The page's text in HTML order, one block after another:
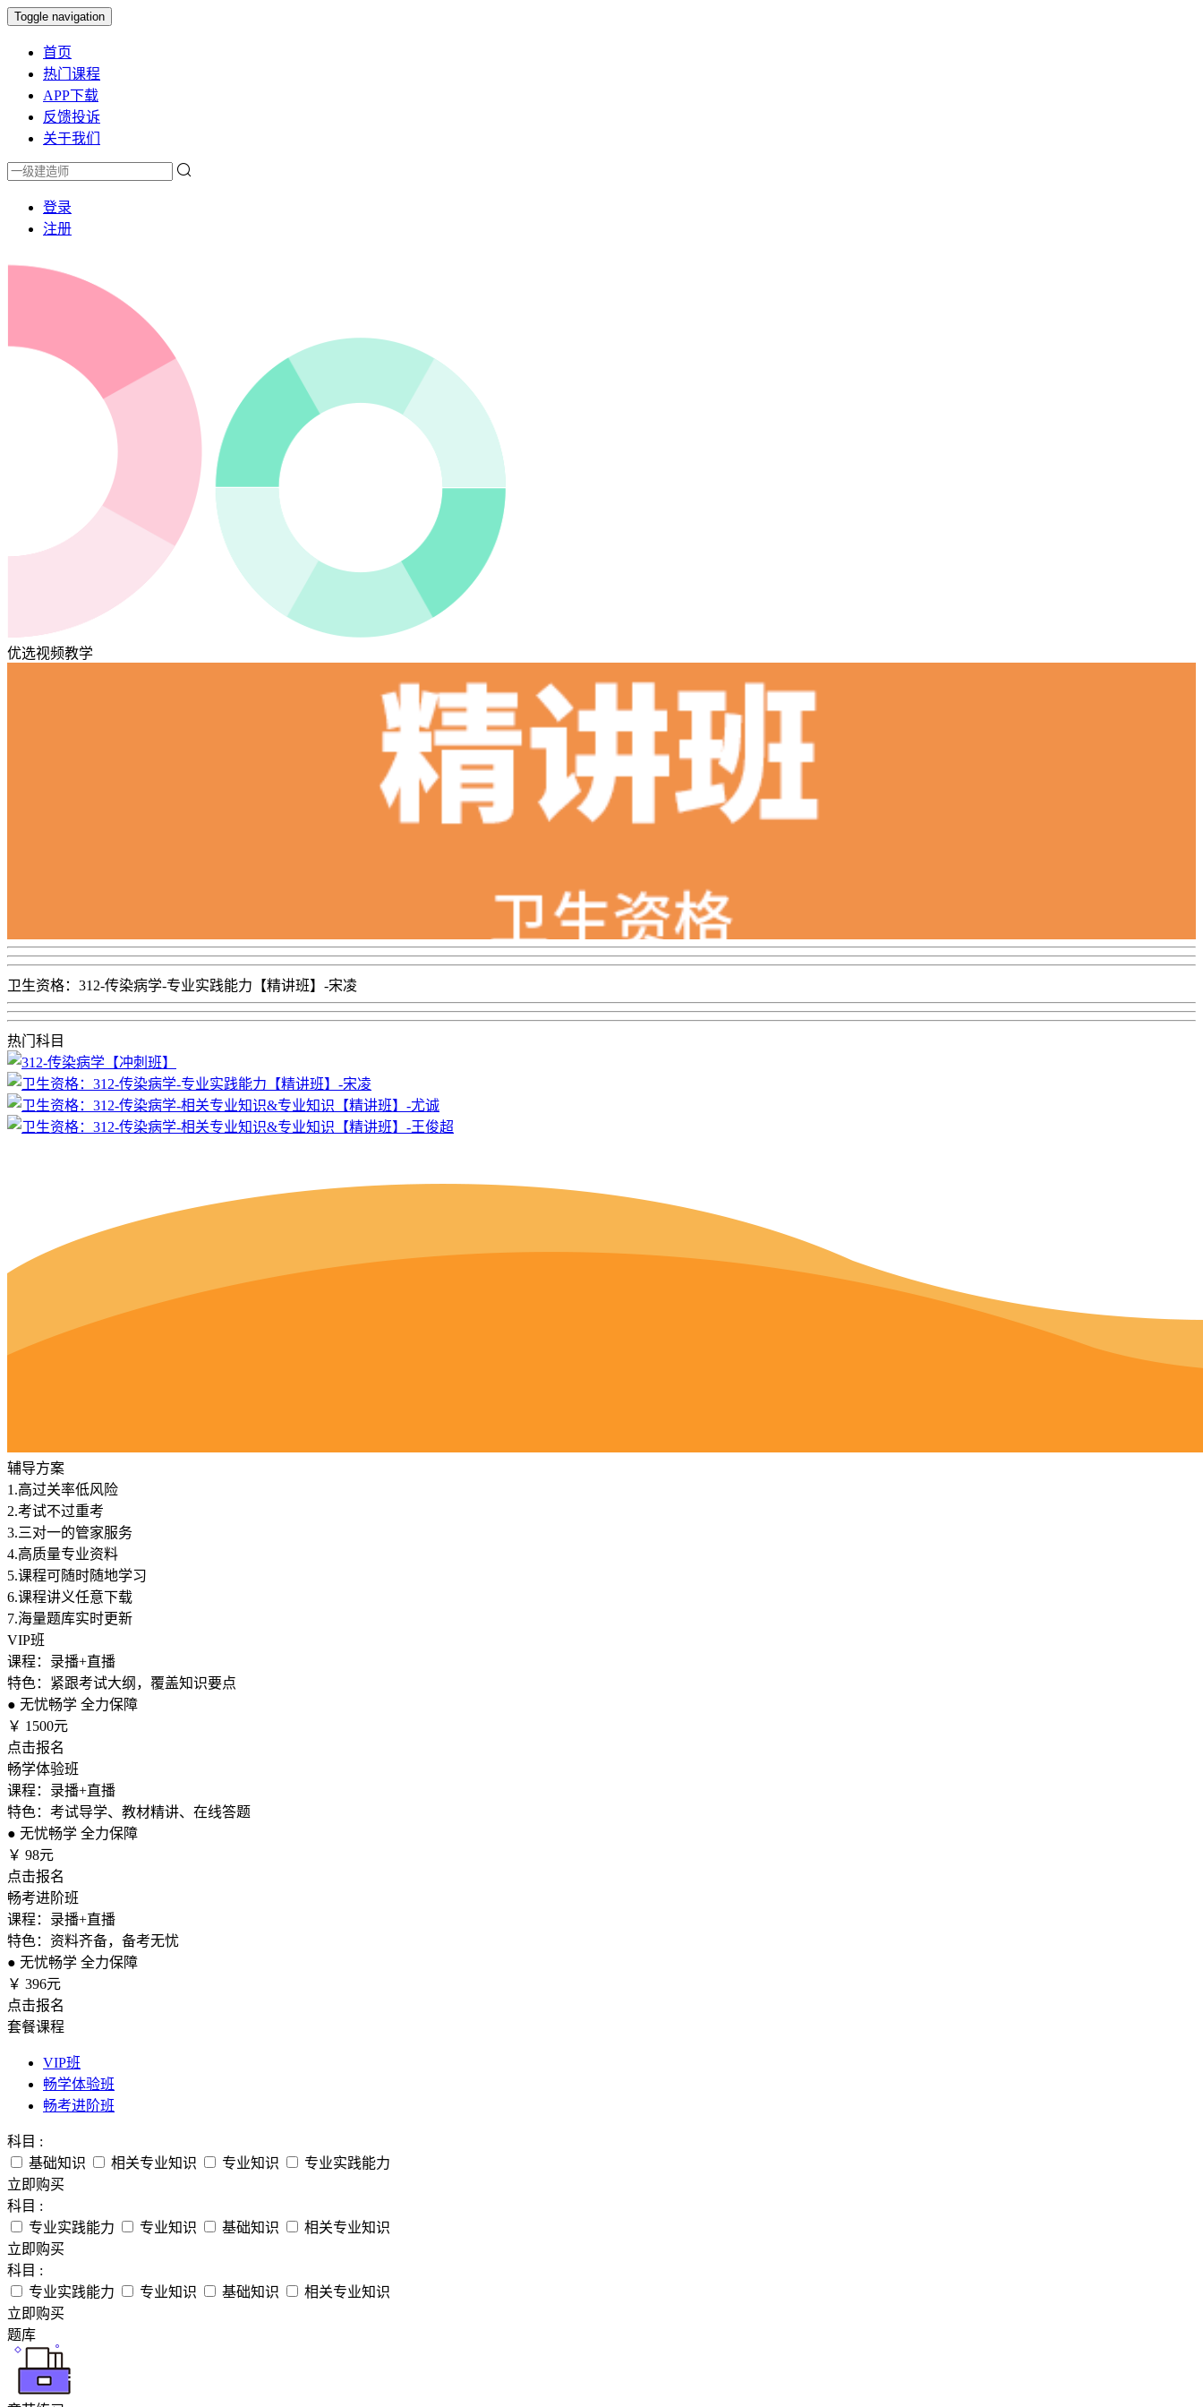
Toggle navigation
首页
热门课程
APP下载
反馈投诉
关于我们
登录
注册
优选视频教学
卫生资格：312-传染病学-专业实践能力【精讲班】-宋凌
热门科目
辅导方案
1.高过关率低风险
2.考试不过重考
3.三对一的管家服务
4.高质量专业资料
5.课程可随时随地学习
6.课程讲义任意下载
7.海量题库实时更新
VIP班
课程：录播+直播
特色：紧跟考试大纲，覆盖知识要点
● 无忧畅学 全力保障
￥ 1500元
点击报名
畅学体验班
课程：录播+直播
特色：考试导学、教材精讲、在线答题
● 无忧畅学 全力保障
￥ 98元
点击报名
畅考进阶班
课程：录播+直播
特色：资料齐备，备考无忧
● 无忧畅学 全力保障
￥ 396元
点击报名
套餐课程
VIP班
畅学体验班
畅考进阶班
科目 :
基础知识
相关专业知识 专业知识
专业实践能力
立即购买
科目 :
专业实践能力
专业知识 基础知识
相关专业知识
立即购买
科目 :
专业实践能力
专业知识 基础知识
相关专业知识
立即购买
题库